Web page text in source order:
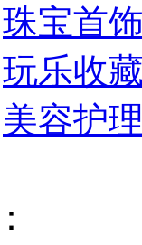
珠宝首
玩乐收
美容护